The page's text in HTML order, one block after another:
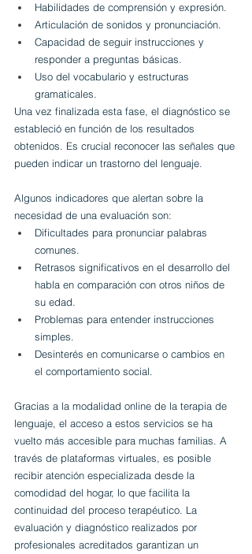
Habilidades de comprensión y expresión.
Articulación de sonidos y pronunciación.
Capacidad de seguir instrucciones y
responder a preguntas básicas.
Uso del vocabulario y estructuras
gramaticales.
Una vez finalizada esta fase, el diagnóstico se
estableció en función de los resultados
obtenidos. Es crucial reconocer las señales que
pueden indicar un trastorno del lenguaje.
Algunos indicadores que alertan sobre la
necesidad de una evaluación son:
Dificultades para pronunciar palabras
comunes.
Retrasos significativos en el desarrollo del
habla en comparación con otros niños de
su edad.
Problemas para entender instrucciones
simples.
Desinterés en comunicarse o cambios en
el comportamiento social.
Gracias a la modalidad online de la terapia de
lenguaje, el acceso a estos servicios se ha
vuelto más accesible para muchas familias. A
través de plataformas virtuales, es posible
recibir atención especializada desde la
comodidad del hogar, lo que facilita la
continuidad del proceso terapéutico. La
evaluación y diagnóstico realizados por
profesionales acreditados garantizan un